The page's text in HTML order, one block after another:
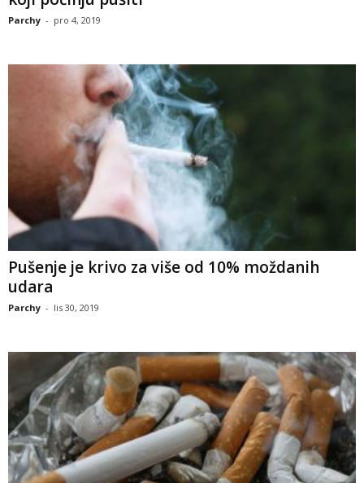
Parchy - pro 4, 2019
Pušenje je krivo za više od 10% moždanih
udara
Parchy - lis 30, 2019